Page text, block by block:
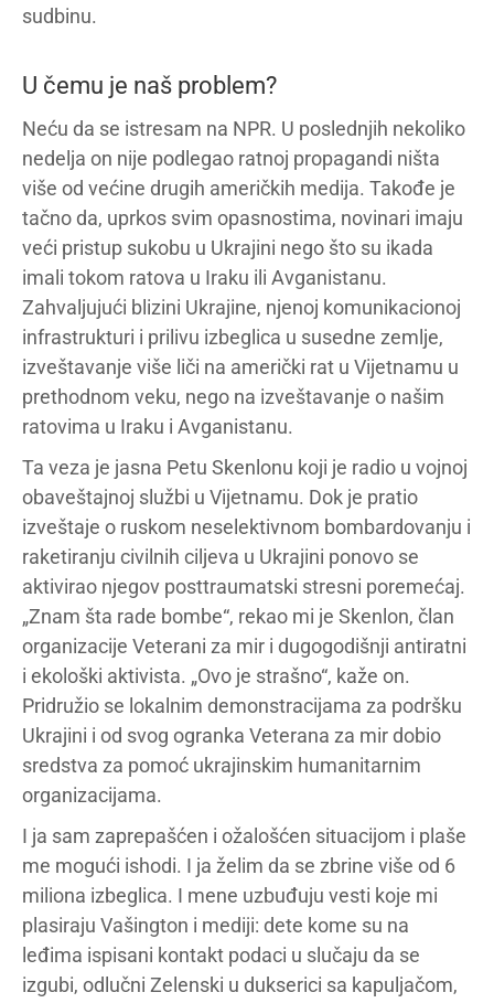
sudbinu.
U čemu je naš problem?
Neću da se istresam na NPR. U poslednjih nekoliko
nedelja on nije podlegao ratnoj propagandi ništa
više od većine drugih američkih medija. Takođe je
tačno da, uprkos svim opasnostima, novinari imaju
veći pristup sukobu u Ukrajini nego što su ikada
imali tokom ratova u Iraku ili Avganistanu.
Zahvaljujući blizini Ukrajine, njenoj komunikacionoj
infrastrukturi i prilivu izbeglica u susedne zemlje,
izveštavanje više liči na američki rat u Vijetnamu u
prethodnom veku, nego na izveštavanje o našim
ratovima u Iraku i Avganistanu.
Ta veza je jasna Petu Skenlonu koji je radio u vojnoj
obaveštajnoj službi u Vijetnamu. Dok je pratio
izveštaje o ruskom neselektivnom bombardovanju i
raketiranju civilnih ciljeva u Ukrajini ponovo se
aktivirao njegov posttraumatski stresni poremećaj.
„Znam šta rade bombe“, rekao mi je Skenlon, član
organizacije Veterani za mir i dugogodišnji antiratni
i ekološki aktivista. „Ovo je strašno“, kaže on.
Pridružio se lokalnim demonstracijama za podršku
Ukrajini i od svog ogranka Veterana za mir dobio
sredstva za pomoć ukrajinskim humanitarnim
organizacijama.
I ja sam zaprepašćen i ožalošćen situacijom i plaše
me mogući ishodi. I ja želim da se zbrine više od 6
miliona izbeglica. I mene uzbuđuju vesti koje mi
plasiraju Vašington i mediji: dete kome su na
leđima ispisani kontakt podaci u slučaju da se
izgubi, odlučni Zelenski u dukserici sa kapuljačom,